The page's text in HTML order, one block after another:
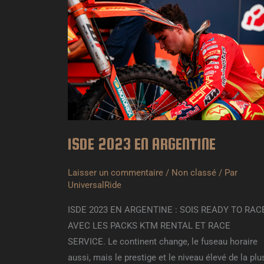
ISDE 2023 EN ARGENTINE
Laisser un commentaire / Non classé/ Par
UniversalRide
ISDE 2023 EN ARGENTINE : SOIS READY TO
AVEC LES PACKS KTM RENTAL ET RACE
SERVICE. Le continent change, le fuseau horaire
aussi, mais le prestige et le niveau élevé de la
2023
EN
ARGENTINE